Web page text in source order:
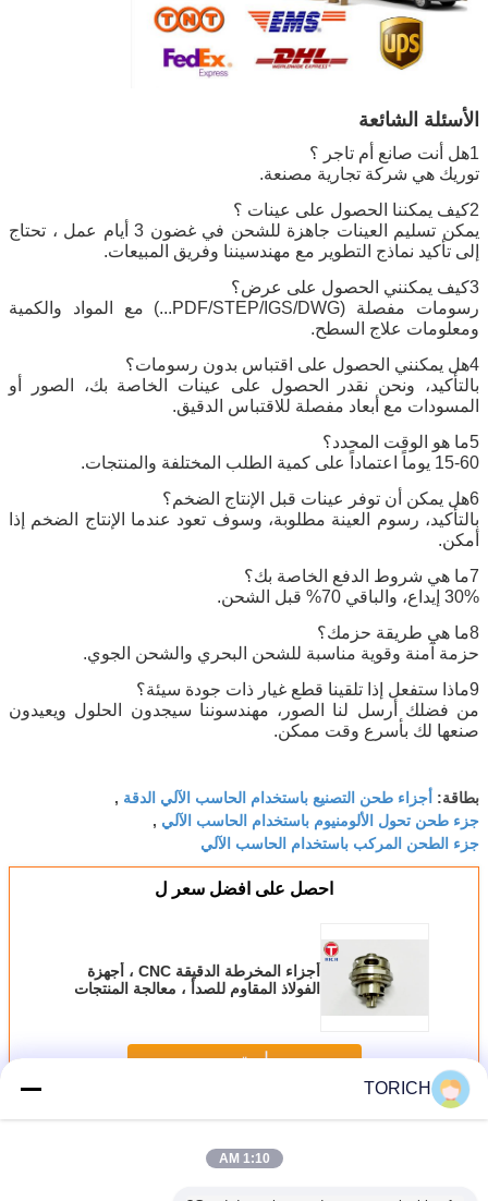
الأسئلة الشائعة
1هل أنت صانع أم تاجر ؟
توريك هي شركة تجارية مصنعة.
2كيف يمكننا الحصول على عينات ؟
يمكن تسليم العينات جاهزة للشحن في غضون 3 أيام عمل ، تحتاج
إلى تأكيد نماذج التطوير مع مهندسيننا وفريق المبيعات.
3كيف يمكنني الحصول على عرض؟
رسومات مفصلة (PDF/STEP/IGS/DWG...) مع المواد والكمية
ومعلومات علاج السطح.
4هل يمكنني الحصول على اقتباس بدون رسومات؟
بالتأكيد، ونحن نقدر الحصول على عينات الخاصة بك، الصور أو
المسودات مع أبعاد مفصلة للاقتباس الدقيق.
5ما هو الوقت المحدد؟
15-60 يوماً اعتماداً على كمية الطلب المختلفة والمنتجات.
6هل يمكن أن توفر عينات قبل الإنتاج الضخم؟
بالتأكيد، رسوم العينة مطلوبة، وسوف تعود عندما الإنتاج الضخم إذا
أمكن.
7ما هي شروط الدفع الخاصة بك؟
30% إيداع، والباقي 70% قبل الشحن.
8ما هي طريقة حزمك؟
حزمة آمنة وقوية مناسبة للشحن البحري والشحن الجوي.
9ماذا ستفعل إذا تلقينا قطع غيار ذات جودة سيئة؟
من فضلك أرسل لنا الصور، مهندسوننا سيجدون الحلول ويعيدون
صنعها لك بأسرع وقت ممكن.
بطاقة: أجزاء طحن التصنيع باستخدام الحاسب الآلي الدقة ,
جزء طحن تحول الألومنيوم باستخدام الحاسب الآلي ,
جزء الطحن المركب باستخدام الحاسب الآلي
احصل على افضل سعر ل
أجزاء المخرطة الدقيقة CNC ، أجهزة
الفولاذ المقاوم للصدأ ، معالجة المنتجات
استمر
أكثرقطع غيار الآلات باستخدام الحاسب الآلي
TORICH
1:10 AM